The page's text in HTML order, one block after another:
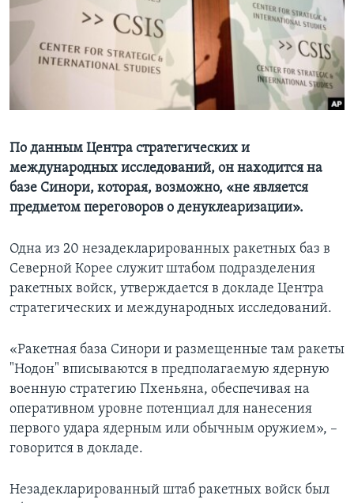
Learning English
СОЦИАЛЬНЫЕ СЕТИ
Языки
По данным Центра стратегических и
международных исследований, он находится на
базе Синори, которая, возможно, «не является
предметом переговоров о денуклеаризации».
Одна из 20 незадекларированных ракетных баз в
Северной Корее служит штабом подразделения
ракетных войск, утверждается в докладе Центра
стратегических и международных исследований.
«Ракетная база Синори и размещенные там ракеты
"Нодон" вписываются в предполагаемую ядерную
военную стратегию Пхеньяна, обеспечивая на
оперативном уровне потенциал для нанесения
первого удара ядерным или обычным оружием», –
говорится в докладе.
Незадекларированный штаб ракетных войск был